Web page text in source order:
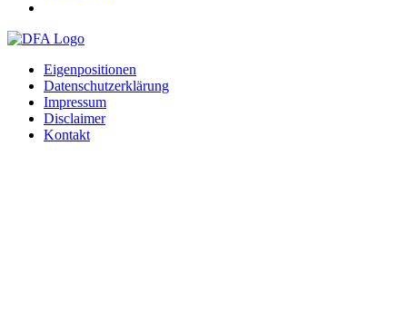
Eigenpositionen
Datenschutzerklärung
Impressum
Disclaimer
Kontakt